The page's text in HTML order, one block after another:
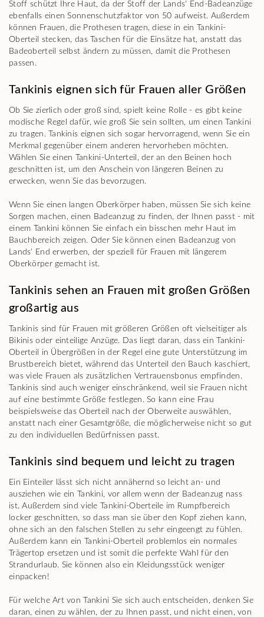
Stoff schützt Ihre Haut, da der Stoff der Lands' End-Badeanzüge
ebenfalls einen Sonnenschutzfaktor von 50 aufweist. Außerdem
können Frauen, die Prothesen tragen, diese in ein Tankini-
Oberteil stecken, das Taschen für die Einsätze hat, anstatt das
Badeoberteil selbst ändern zu müssen, damit die Prothesen
passen.
Tankinis eignen sich für Frauen aller Größen
Ob Sie zierlich oder groß sind, spielt keine Rolle - es gibt keine
modische Regel dafür, wie groß Sie sein sollten, um einen Tankini
zu tragen. Tankinis eignen sich sogar hervorragend, wenn Sie ein
Merkmal gegenüber einem anderen hervorheben möchten.
Wählen Sie einen Tankini-Unterteil, der an den Beinen hoch
geschnitten ist, um den Anschein von längeren Beinen zu
erwecken, wenn Sie das bevorzugen.
Wenn Sie einen langen Oberkörper haben, müssen Sie sich keine
Sorgen machen, einen Badeanzug zu finden, der Ihnen passt - mit
einem Tankini können Sie einfach ein bisschen mehr Haut im
Bauchbereich zeigen. Oder Sie können einen Badeanzug von
Lands' End erwerben, der speziell für Frauen mit längerem
Oberkörper gemacht ist.
Tankinis sehen an Frauen mit großen Größen
großartig aus
Tankinis sind für Frauen mit größeren Größen oft vielseitiger als
Bikinis oder einteilige Anzüge. Das liegt daran, dass ein Tankini-
Oberteil in Übergrößen in der Regel eine gute Unterstützung im
Brustbereich bietet, während das Unterteil den Bauch kaschiert,
was viele Frauen als zusätzlichen Vertrauensbonus empfinden.
Tankinis sind auch weniger einschränkend, weil sie Frauen nicht
auf eine bestimmte Größe festlegen. So kann eine Frau
beispielsweise das Oberteil nach der Oberweite auswählen,
anstatt nach einer Gesamtgröße, die möglicherweise nicht so gut
zu den individuellen Bedürfnissen passt.
Tankinis sind bequem und leicht zu tragen
Ein Einteiler lässt sich nicht annähernd so leicht an- und
ausziehen wie ein Tankini, vor allem wenn der Badeanzug nass
ist. Außerdem sind viele Tankini-Oberteile im Rumpfbereich
locker geschnitten, so dass man sie über den Kopf ziehen kann,
ohne sich an den falschen Stellen zu sehr eingeengt zu fühlen.
Außerdem kann ein Tankini-Oberteil problemlos ein normales
Trägertop ersetzen und ist somit die perfekte Wahl für den
Strandurlaub. Sie können also ein Kleidungsstück weniger
einpacken!
Für welche Art von Tankini Sie sich auch entscheiden, denken Sie
daran, einen zu wählen, der zu Ihnen passt, und nicht einen, von